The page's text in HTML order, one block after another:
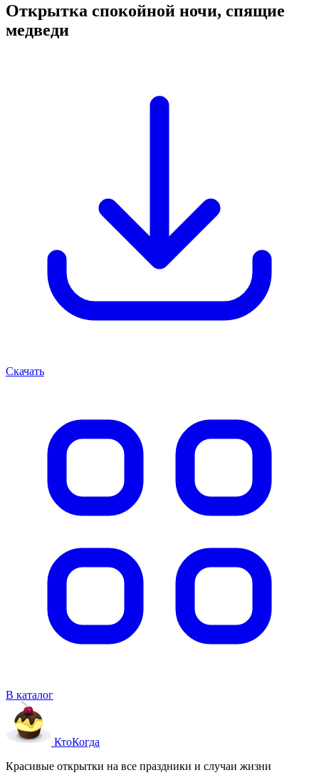
Открытка спокойной ночи, спящие
медведи
Скачать
В каталог
КтоКогда
Красивые открытки на все праздники и случаи жизни